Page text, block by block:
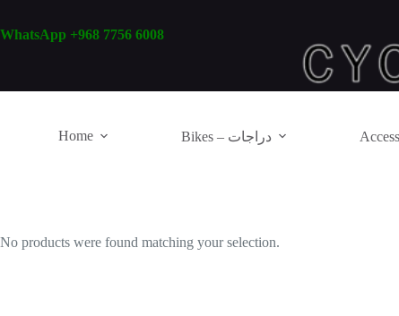
content
WhatsApp +968 7756 6008
Home Bikes – دراجات
No products were found matching your selection.